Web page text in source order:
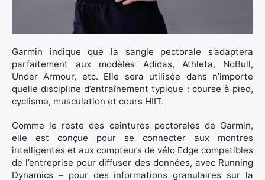
Garmin indique que la sangle pectorale s’adaptera
parfaitement aux modèles Adidas, Athleta, NoBull,
Under Armour, etc. Elle sera utilisée dans n’importe
quelle discipline d’entraînement typique : course à pied,
cyclisme, musculation et cours HIIT.
Comme le reste des ceintures pectorales de Garmin,
elle est conçue pour se connecter aux montres
intelligentes et aux compteurs de vélo Edge compatibles
de l’entreprise pour diffuser des données, avec Running
Dynamics – pour des informations granulaires sur la